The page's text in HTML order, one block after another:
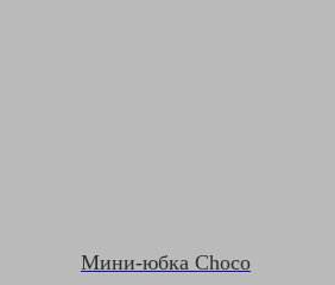
Мини-юбка Choco
ГДЕ ПРИМЕРИТЬ?